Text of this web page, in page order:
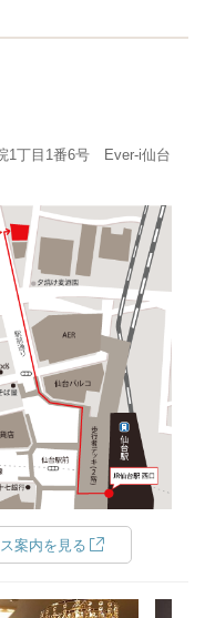
1丁目1番6号 Ever-i仙台
案内を見る